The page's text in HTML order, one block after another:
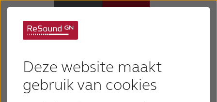
Deze website maakt
gebruik van cookies
Hulp en ondersteuning
gehoorverlies?
Gemengd gehoorverlies heeft kenmerken van